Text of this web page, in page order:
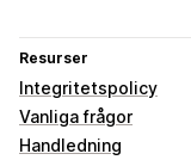
Resurser
Integritetspolicy
Vanliga frågor
Handledning